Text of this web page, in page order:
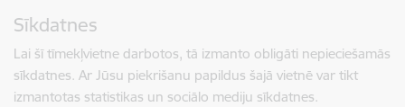
Sīkdatnes
Lai šī tīmekļvietne darbotos, tā izmanto obligāti nepieciešamās
sīkdatnes. Ar Jūsu piekrišanu papildus šajā vietnē var tikt
izmantotas statistikas un sociālo mediju sīkdatnes.